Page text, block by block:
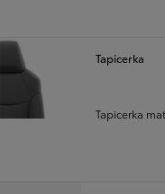
Tapicerka
Tapicerka